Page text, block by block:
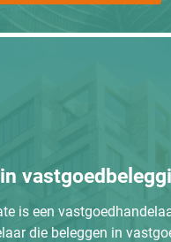
is een
die beleggen in